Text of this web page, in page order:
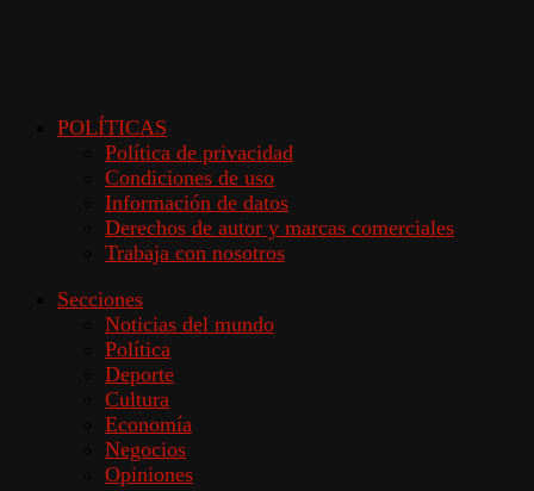
POLÍTICAS
Política de privacidad
Condiciones de uso
Información de datos
Derechos de autor y marcas comerciales
Trabaja con nosotros
Secciones
Noticias del mundo
Política
Deporte
Cultura
Economía
Negocios
Opiniones